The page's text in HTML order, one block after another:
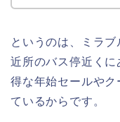
というのは、ミラブ
近所のバス停近く
得な年始セールや
ているからです。